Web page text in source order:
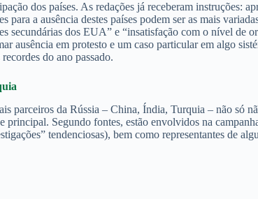
dos países. As redações já receberam instruções:
a ausência destes países podem ser as mais
secundárias dos EUA” e “insatisfação com o nível
ausência em protesto e um caso particular em algo
do ano passado.
parceiros da Rússia – China, Índia, Turquia – não só
Segundo fontes, estão envolvidos na
tendenciosas), bem como representantes de